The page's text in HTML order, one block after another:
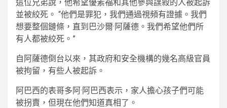
這位兄弟說，他希望優素福和其他參與謀殺的人被起訴
並被絞死。 “他們是罪犯，我們通過視頻有證據。我們
想要整個鏈條，直到巴沙爾·阿薩德。我們希望他們所
有人都被絞死。”
自阿薩德倒台以來，其政府和安全機構的幾名高級官員
被拘留，有些人被起訴。
阿巴西的表哥多阿·阿巴西表示，家人擔心孩子們可能
被拐賣，但現在他們知道真相了。